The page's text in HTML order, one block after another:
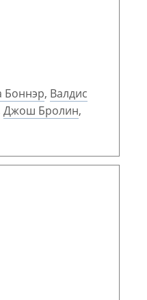
Боннэр, Валдис
Джош Бролин,